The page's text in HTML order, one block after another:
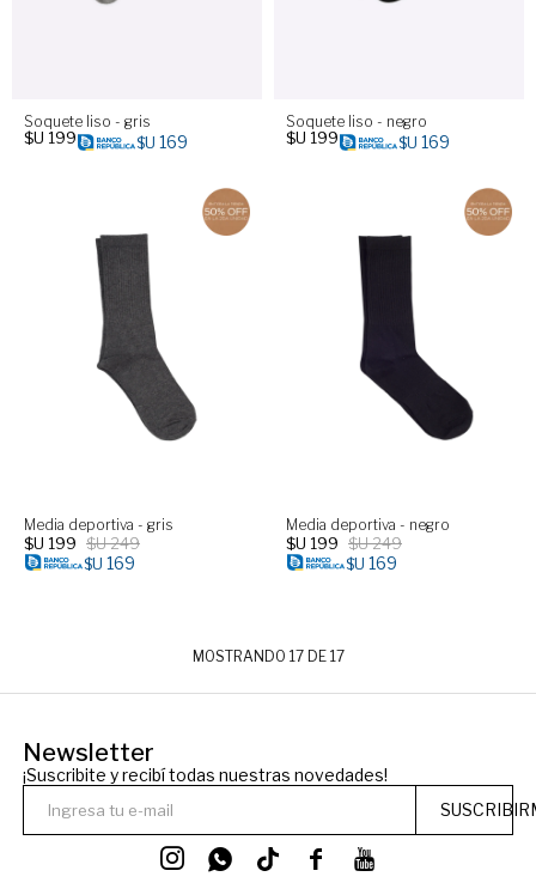
Soquete liso - gris
$U 199 $U 169
Soquete liso - negro
$U 199 $U 169
Media deportiva - gris
$U 199 $U249
$U 169
Media deportiva - negro
$U 199 $U249
$U 169
MOSTRANDO 17DE 17
Newsletter
¡Suscribite y recibí todas nuestras novedades!
 
 